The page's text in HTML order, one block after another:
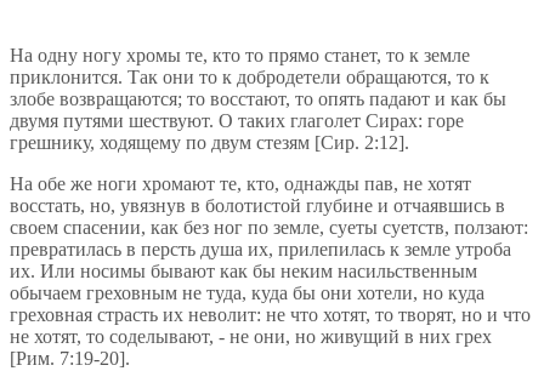
На одну ногу хромы те, кто то прямо станет, то к земле
приклонится. Так они то к добродетели обращаются, то к
злобе возвращаются; то восстают, то опять падают и как бы
двумя путями шествуют. О таких глаголет Сирах: горе
грешнику, ходящему по двум стезям [Сир. 2:12].
На обе же ноги хромают те, кто, однажды пав, не хотят
восстать, но, увязнув в болотистой глубине и отчаявшись в
своем спасении, как без ног по земле, суеты суетств, ползают:
превратилась в персть душа их, прилепилась к земле утроба
их. Или носимы бывают как бы неким насильственным
обычаем греховным не туда, куда бы они хотели, но куда
греховная страсть их неволит: не что хотят, то творят, но и что
не хотят, то соделывают, - не они, но живущий в них грех
[Рим. 7:19-20].